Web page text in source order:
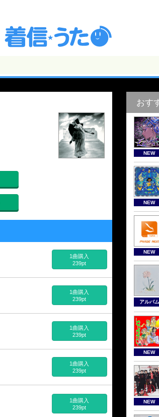
1曲購入
239pt
1曲購入
239pt
1曲購入
239pt
1曲購入
239pt
1曲購入
239pt
おす
NEW
NEW
NEW
アルバム
NEW
NEW